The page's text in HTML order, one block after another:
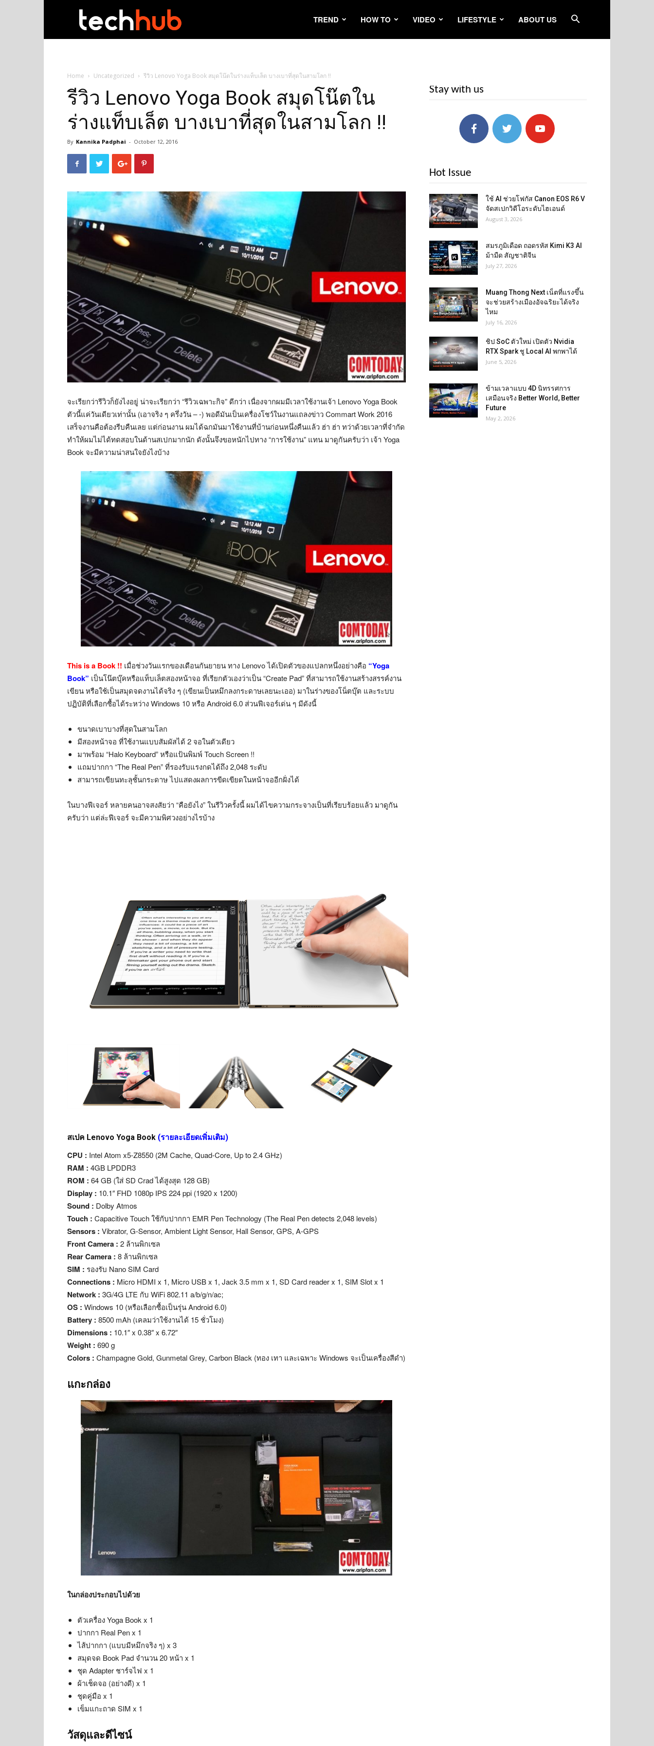
TREND HOW TO VIDEO LIFESTYLE ABOUT US
Home Uncategorized รีวิว Lenovo Yoga Book สมุดโน๊ตในร่างแท็บเล็ต บางเบาที่สุดในสามโลก !!
รีวิว Lenovo Yoga Book สมุดโน๊ตใน
ร่างแท็บเล็ต บางเบาที่สุดในสามโลก !!
By Kannika Padphai - October 12, 2016
จะเรียกว่ารีวิวก็ยังไงอยู่ น่าจะเรียกว่า “รีวิวเฉพาะกิจ” ดีกว่า เนื่องจากผมมีเวลาใช้งานเจ้า Lenovo Yoga Book
ตัวนี้แค่วันเดียวเท่านั้น (เอาจริง ๆ ครึ่งวัน – -) พอดีมันเป็นเครื่องโชว์ในงานแถลงข่าว Commart Work 2016
เสร็จงานคือต้องรีบคืนเลย แต่ก่อนงาน ผมได้ฉกมันมาใช้งานที่บ้านก่อนหนึ่งคืนแล้ว ฮ่า ฮ่า ทว่าด้วยเวลาที่จำกัด
ทำให้ผมไม่ได้ทดสอบในด้านสเปกมากนัก ดังนั้นจึงขอหนักไปทาง “การใช้งาน” แทน มาดูกันครับว่า เจ้า Yoga
Book จะมีความน่าสนใจยังไงบ้าง
This is a Book !! เมื่อช่วงวันแรกของเดือนกันยายน ทาง Lenovo ได้เปิดตัวของแปลกหนึ่งอย่างคือ “Yoga
Book” เป็นโน๊ตบุ๊คหรือแท็บเล็ตสองหน้าจอ ที่เรียกตัวเองว่าเป็น “Create Pad” ที่สามารถใช้งานสร้างสรรค์งาน
เขียน หรือใช้เป็นสมุดจดงานได้จริง ๆ (เขียนเป็นหมึกลงกระดาษเลยนะเออ) มาในร่างของโน็ตบุ๊ต และระบบ
ปฏิบัติที่เลือกซื้อได้ระหว่าง Windows 10 หรือ Android 6.0 ส่วนฟีเจอร์เด่น ๆ มีดังนี้
ขนาดเบาบางที่สุดในสามโลก
มีสองหน้าจอ ที่ใช้งานแบบสัมผัสได้ 2 จอในตัวเดียว
มาพร้อม “Halo Keyboard” หรือแป้นพิมพ์ Touch Screen !!
แถมปากกา “The Real Pen” ที่รองรับแรงกดได้ถึง 2,048 ระดับ
สามารถเขียนทะลุชั้นกระดาษ ไปแสดงผลการขีดเขียดในหน้าจออีกฝั่งได้
ในบางฟีเจอร์ หลายคนอาจสงสัยว่า “คือยังไง” ในรีวิวครั้งนี้ ผมได้ไขความกระจางเป็นที่เรียบร้อยแล้ว มาดูกัน
ครับว่า แต่ล่ะฟีเจอร์ จะมีความพิศวงอย่างไรบ้าง
สเปค Lenovo Yoga Book (รายละเอียดเพิ่มเติม)
CPU : Intel Atom x5-Z8550 (2M Cache, Quad-Core, Up to 2.4 GHz)
RAM : 4GB LPDDR3
ROM : 64 GB (ใส่ SD Crad ได้สูงสุด 128 GB)
Display : 10.1″ FHD 1080p IPS 224 ppi (1920 x 1200)
Sound : Dolby Atmos
Touch : Capacitive Touch ใช้กับปากกา EMR Pen Technology (The Real Pen detects 2,048 levels)
Sensors : Vibrator, G-Sensor, Ambient Light Sensor, Hall Sensor, GPS, A-GPS
Front Camera : 2 ล้านพิกเซล
Rear Camera : 8 ล้านพิกเซล
SIM : รองรับ Nano SIM Card
Connections : Micro HDMI x 1, Micro USB x 1, Jack 3.5 mm x 1, SD Card reader x 1, SIM Slot x 1
Network : 3G/4G LTE กับ WiFi 802.11 a/b/g/n/ac;
OS : Windows 10 (หรือเลือกซื้อเป็นรุ่น Android 6.0)
Battery : 8500 mAh (เคลมว่าใช้งานได้ 15 ชั่วโมง)
Dimensions : 10.1″ x 0.38″ x 6.72″
Weight : 690 g
Colors : Champagne Gold, Gunmetal Grey, Carbon Black (ทอง เทา และเฉพาะ Windows จะเป็นเครื่องสีดำ)
แกะกล่อง
ในกล่องประกอบไปด้วย
ตัวเครื่อง Yoga Book x 1
ปากกา Real Pen x 1
ไส้ปากกา (แบบมีหมึกจริง ๆ) x 3
สมุดจด Book Pad จำนวน 20 หน้า x 1
ชุด Adapter ชาร์จไฟ x 1
ผ้าเช็ดจอ (อย่างดี) x 1
ชุดคู่มือ x 1
เข็มแกะถาด SIM x 1
วัสดุและดีไซน์
Stay with us
Hot Issue
ใช้ AI ช่วยโฟกัส Canon EOS R6 V
จัดสเปกวิดีโอระดับไฮเอนด์
August 3, 2026
สมรภูมิเดือด ถอดรหัส Kimi K3 AI
ม้ามืด สัญชาติจีน
July 27, 2026
Muang Thong Next เน็ตที่แรงขึ้น
จะช่วยสร้างเมืองอัจฉริยะได้จริง
ไหม
July 16, 2026
ชิป SoC ตัวใหม่ เปิดตัว Nvidia
RTX Spark ชู Local AI พกพาได้
June 5, 2026
ข้ามเวลาแบบ 4D นิทรรศการ
เสมือนจริง Better World, Better
Future
May 2, 2026